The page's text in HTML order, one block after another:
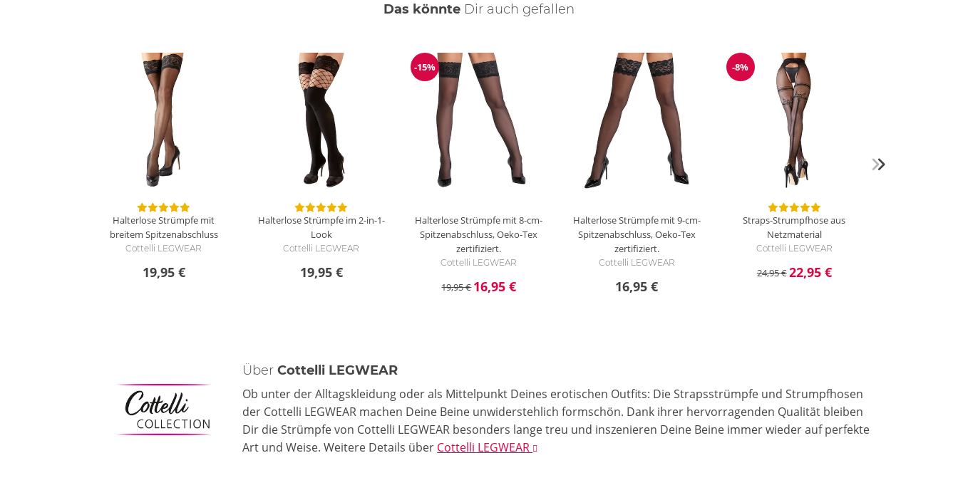
Das könnte Dir auch gefallen
Halterlose Strümpfe mit
breitem Spitzenabschluss
Cottelli LEGWEAR
19,95 €
Halterlose Strümpfe im 2-in-1-
Look
Cottelli LEGWEAR
19,95 €
Reduzierung
-15%
Halterlose Strümpfe mit 8-cm-
Spitzenabschluss, Oeko-Tex
zertifiziert.
Cottelli LEGWEAR
19,95 €16,95 €
Halterlose Strümpfe mit 9-cm-
Spitzenabschluss, Oeko-Tex
zertifiziert.
Cottelli LEGWEAR
16,95 €
Reduzierung
-8%
Straps-Strumpfhose aus
Netzmaterial
Cottelli LEGWEAR
24,95 €22,95 €
ÜberCottelli LEGWEAR
Ob unter der Alltagskleidung oder als Mittelpunkt Deines erotischen Outfits: Die Strapsstrümpfe und Strumpfhosen
der Cottelli LEGWEAR machen Deine Beine unwiderstehlich formschön. Dank ihrer hervorragenden Qualität bleiben
Dir die Strümpfe von Cottelli LEGWEAR besonders lange treu und inszenieren Deine Beine immer wieder auf perfekte
Art und Weise.Weitere Details über Cottelli LEGWEAR